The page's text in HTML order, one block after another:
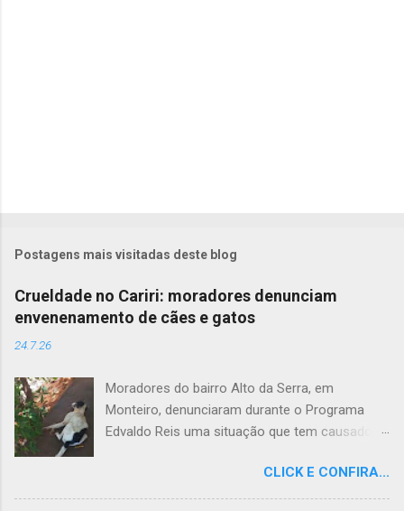
Postagens mais visitadas deste blog
Crueldade no Cariri: moradores denunciam
envenenamento de cães e gatos
24.7.26
Moradores do bairro Alto da Serra, em
Monteiro, denunciaram durante o Programa
Edvaldo Reis uma situação que tem causado
e gatos estariam sendo envenenados na
comunidade, provocando mortes marcadas
CLICK E CONFIRA...